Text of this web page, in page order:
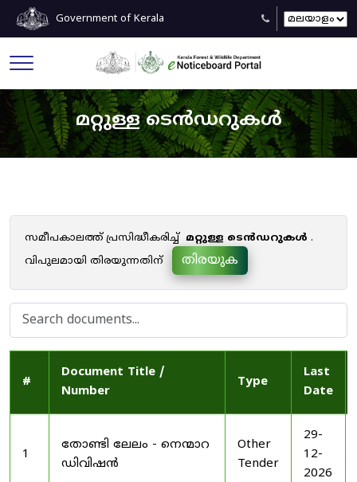
Government of Kerala
മറ്റുള്ള ടെൻഡറുകൾ
സമീപകാലത്ത് പ്രസിദ്ധീകരിച്ച് മറ്റുള്ള ടെൻഡറുകൾ .
വിപുലമായി തിരയുന്നതിന്
തിരയുക
#
Document Title /
Number
Type
Last
Date
1
തോണ്ടി ലേലം - നെന്മാറ
ഡിവിഷൻ
Other
Tender
29-
12-
2026